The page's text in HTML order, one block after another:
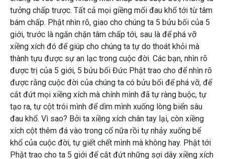
tưởng chấp trược. Tất cả mọi giềng mối đau khổ tới từ tâm
bám chấp. Phật nhìn rõ, giao cho chúng ta 5 bửu bối của 5
giới, trước là ngăn chặn tâm chấp tới, sau là để phá vỡ
xiềng xích đó để giúp cho chúng ta tự do thoát khỏi mà
thành tựu được sự an lạc trong cuộc đời. Các bạn, nhìn rõ
được trị của 5 giới, 5 bửu bối Đức Phật trao cho để nhìn rõ
được rằng cuộc đời của chúng ta có bửu bối để phá vỡ, để
cắt đứt mọi xiềng xích mà chính mình đã tự ràng buộc, tự
tạo ra, tự cột trói mình để dìm mình xuống lòng biển sâu
đau khổ. Vì sao? Bởi ta xiềng xích chân tay lại, còn xiềng
xích cột thêm đá vào trong cổ nữa rồi tự nhảy xuống bể
khổ của cuộc đời, tự giết chết mình mà không hay. Phật tới
Phật trao cho ta 5 giới để cắt đứt những sợi dây xiềng xích